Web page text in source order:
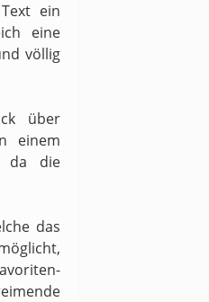
ein
eine
völlig
über
einem
da die
das